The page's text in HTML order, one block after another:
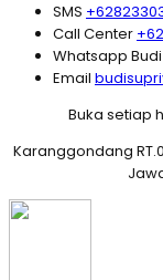
SMS
Call Center
Whatsapp
Email
Buka setiap
Karanggondang